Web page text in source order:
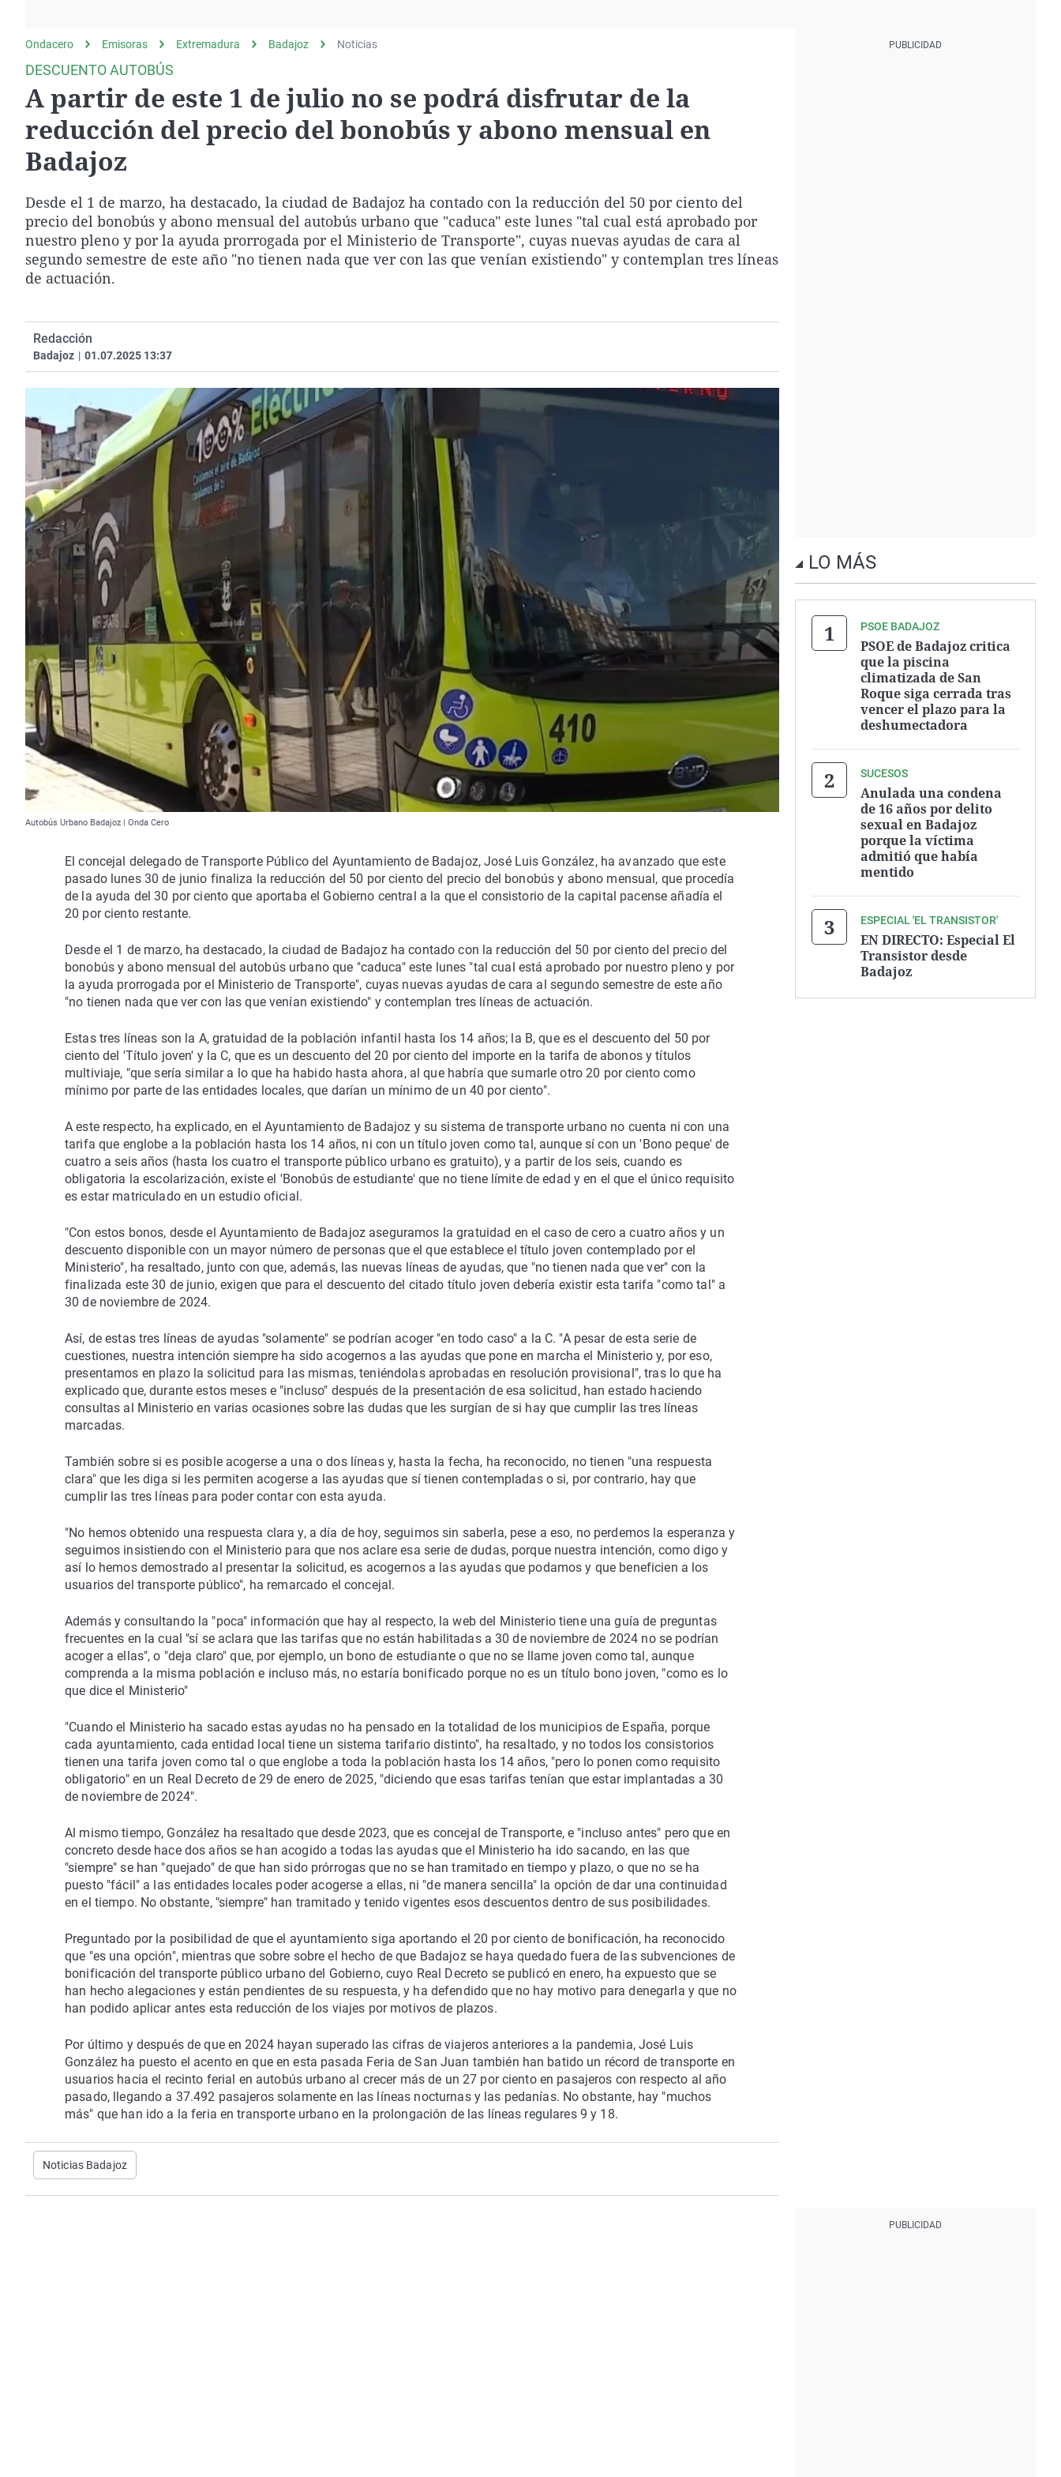
Como el perro y el
gato
Operación Viuda
Negra
Navarra
País Vasco
Ondacero Emisoras Extremadura Badajoz Noticias
DESCUENTO AUTOBÚS
A partir de este 1 de julio no se podrá disfrutar de la
reducción del precio del bonobús y abono mensual en
Badajoz
Desde el 1 de marzo, ha destacado, la ciudad de Badajoz ha contado con la reducción del 50 por ciento del
precio del bonobús y abono mensual del autobús urbano que "caduca" este lunes "tal cual está aprobado por
nuestro pleno y por la ayuda prorrogada por el Ministerio de Transporte", cuyas nuevas ayudas de cara al
segundo semestre de este año "no tienen nada que ver con las que venían existiendo" y contemplan tres líneas
de actuación.
Redacción
Badajoz | 01.07.2025 13:37
Autobús Urbano Badajoz | Onda Cero
El concejal delegado de Transporte Público del Ayuntamiento de Badajoz, José Luis González, ha avanzado que este
pasado lunes 30 de junio finaliza la reducción del 50 por ciento del precio del bonobús y abono mensual, que procedía
de la ayuda del 30 por ciento que aportaba el Gobierno central a la que el consistorio de la capital pacense añadía el
20 por ciento restante.
Desde el 1 de marzo, ha destacado, la ciudad de Badajoz ha contado con la reducción del 50 por ciento del precio del
bonobús y abono mensual del autobús urbano que "caduca" este lunes "tal cual está aprobado por nuestro pleno y por
la ayuda prorrogada por el Ministerio de Transporte", cuyas nuevas ayudas de cara al segundo semestre de este año
"no tienen nada que ver con las que venían existiendo" y contemplan tres líneas de actuación.
Estas tres líneas son la A, gratuidad de la población infantil hasta los 14 años; la B, que es el descuento del 50 por
ciento del 'Título joven' y la C, que es un descuento del 20 por ciento del importe en la tarifa de abonos y títulos
multiviaje, "que sería similar a lo que ha habido hasta ahora, al que habría que sumarle otro 20 por ciento como
mínimo por parte de las entidades locales, que darían un mínimo de un 40 por ciento".
A este respecto, ha explicado, en el Ayuntamiento de Badajoz y su sistema de transporte urbano no cuenta ni con una
tarifa que englobe a la población hasta los 14 años, ni con un título joven como tal, aunque sí con un 'Bono peque' de
cuatro a seis años (hasta los cuatro el transporte público urbano es gratuito), y a partir de los seis, cuando es
obligatoria la escolarización, existe el 'Bonobús de estudiante' que no tiene límite de edad y en el que el único requisito
es estar matriculado en un estudio oficial.
"Con estos bonos, desde el Ayuntamiento de Badajoz aseguramos la gratuidad en el caso de cero a cuatro años y un
descuento disponible con un mayor número de personas que el que establece el título joven contemplado por el
Ministerio", ha resaltado, junto con que, además, las nuevas líneas de ayudas, que "no tienen nada que ver" con la
finalizada este 30 de junio, exigen que para el descuento del citado título joven debería existir esta tarifa "como tal" a
30 de noviembre de 2024.
Así, de estas tres líneas de ayudas "solamente" se podrían acoger "en todo caso" a la C. "A pesar de esta serie de
cuestiones, nuestra intención siempre ha sido acogernos a las ayudas que pone en marcha el Ministerio y, por eso,
presentamos en plazo la solicitud para las mismas, teniéndolas aprobadas en resolución provisional", tras lo que ha
explicado que, durante estos meses e "incluso" después de la presentación de esa solicitud, han estado haciendo
consultas al Ministerio en varias ocasiones sobre las dudas que les surgían de si hay que cumplir las tres líneas
marcadas.
También sobre si es posible acogerse a una o dos líneas y, hasta la fecha, ha reconocido, no tienen "una respuesta
clara" que les diga si les permiten acogerse a las ayudas que sí tienen contempladas o si, por contrario, hay que
cumplir las tres líneas para poder contar con esta ayuda.
"No hemos obtenido una respuesta clara y, a día de hoy, seguimos sin saberla, pese a eso, no perdemos la esperanza y
seguimos insistiendo con el Ministerio para que nos aclare esa serie de dudas, porque nuestra intención, como digo y
así lo hemos demostrado al presentar la solicitud, es acogernos a las ayudas que podamos y que beneficien a los
usuarios del transporte público", ha remarcado el concejal.
Además y consultando la "poca" información que hay al respecto, la web del Ministerio tiene una guía de preguntas
frecuentes en la cual "sí se aclara que las tarifas que no están habilitadas a 30 de noviembre de 2024 no se podrían
acoger a ellas", o "deja claro" que, por ejemplo, un bono de estudiante o que no se llame joven como tal, aunque
comprenda a la misma población e incluso más, no estaría bonificado porque no es un título bono joven, "como es lo
que dice el Ministerio"
"Cuando el Ministerio ha sacado estas ayudas no ha pensado en la totalidad de los municipios de España, porque
cada ayuntamiento, cada entidad local tiene un sistema tarifario distinto", ha resaltado, y no todos los consistorios
tienen una tarifa joven como tal o que englobe a toda la población hasta los 14 años, "pero lo ponen como requisito
obligatorio" en un Real Decreto de 29 de enero de 2025, "diciendo que esas tarifas tenían que estar implantadas a 30
de noviembre de 2024".
Al mismo tiempo, González ha resaltado que desde 2023, que es concejal de Transporte, e "incluso antes" pero que en
concreto desde hace dos años se han acogido a todas las ayudas que el Ministerio ha ido sacando, en las que
"siempre" se han "quejado" de que han sido prórrogas que no se han tramitado en tiempo y plazo, o que no se ha
puesto "fácil" a las entidades locales poder acogerse a ellas, ni "de manera sencilla" la opción de dar una continuidad
en el tiempo. No obstante, "siempre" han tramitado y tenido vigentes esos descuentos dentro de sus posibilidades.
Preguntado por la posibilidad de que el ayuntamiento siga aportando el 20 por ciento de bonificación, ha reconocido
que "es una opción", mientras que sobre sobre el hecho de que Badajoz se haya quedado fuera de las subvenciones de
bonificación del transporte público urbano del Gobierno, cuyo Real Decreto se publicó en enero, ha expuesto que se
han hecho alegaciones y están pendientes de su respuesta, y ha defendido que no hay motivo para denegarla y que no
han podido aplicar antes esta reducción de los viajes por motivos de plazos.
Por último y después de que en 2024 hayan superado las cifras de viajeros anteriores a la pandemia, José Luis
González ha puesto el acento en que en esta pasada Feria de San Juan también han batido un récord de transporte en
usuarios hacia el recinto ferial en autobús urbano al crecer más de un 27 por ciento en pasajeros con respecto al año
pasado, llegando a 37.492 pasajeros solamente en las líneas nocturnas y las pedanías. No obstante, hay "muchos
más" que han ido a la feria en transporte urbano en la prolongación de las líneas regulares 9 y 18.
Noticias Badajoz
LO MÁS
PSOE BADAJOZ
PSOE de Badajoz critica
que la piscina
climatizada de San
Roque siga cerrada tras
vencer el plazo para la
deshumectadora
SUCESOS
Anulada una condena
de 16 años por delito
sexual en Badajoz
porque la víctima
admitió que había
mentido
ESPECIAL 'EL TRANSISTOR'
EN DIRECTO: Especial El
Transistor desde
Badajoz